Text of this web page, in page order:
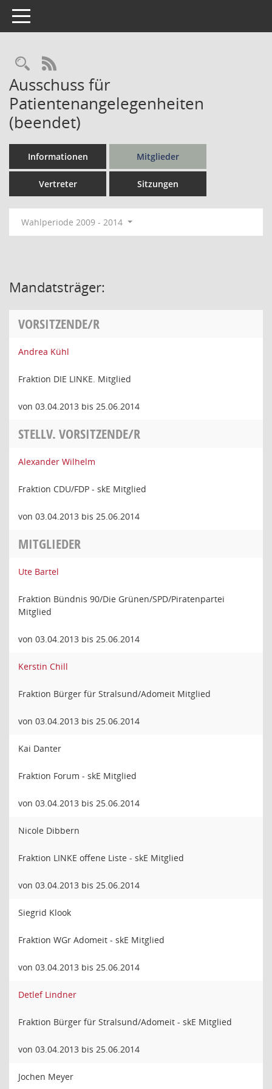
Toggle navigation
Rechercheauswahl
RSS-Feed
Ausschuss für
Patientenangelegenheiten
(beendet)
Informationen Mitglieder
Vertreter Sitzungen
Wahlperiode 2009 - 2014
Mandatsträger:
VORSITZENDE/R
Andrea Kühl
Fraktion DIE LINKE. Mitglied
von 03.04.2013 bis 25.06.2014
STELLV. VORSITZENDE/R
Alexander Wilhelm
Fraktion CDU/FDP - skE Mitglied
von 03.04.2013 bis 25.06.2014
MITGLIEDER
Ute Bartel
Fraktion Bündnis 90/Die Grünen/SPD/Piratenpartei
Mitglied
von 03.04.2013 bis 25.06.2014
Kerstin Chill
Fraktion Bürger für Stralsund/Adomeit Mitglied
von 03.04.2013 bis 25.06.2014
Kai Danter
Fraktion Forum - skE Mitglied
von 03.04.2013 bis 25.06.2014
Nicole Dibbern
Fraktion LINKE offene Liste - skE Mitglied
von 03.04.2013 bis 25.06.2014
Siegrid Klook
Fraktion WGr Adomeit - skE Mitglied
von 03.04.2013 bis 25.06.2014
Detlef Lindner
Fraktion Bürger für Stralsund/Adomeit - skE Mitglied
von 03.04.2013 bis 25.06.2014
Jochen Meyer